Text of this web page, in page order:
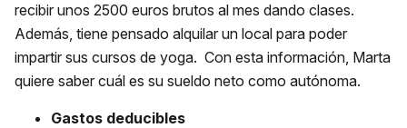
recibir unos 2500 euros brutos al mes dando clases.
Además, tiene pensado alquilar un local para poder
impartir sus cursos de yoga. Con esta información, Marta
quiere saber cuál es su sueldo neto como autónoma.
Gastos deducibles